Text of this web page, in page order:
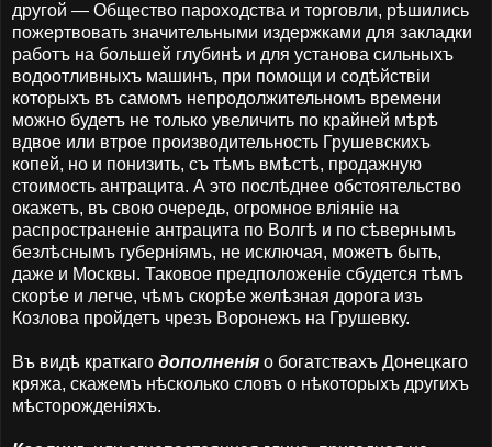
другой — Общество пароходства и торговли, рѣшились
пожертвовать значительными издержками для закладки
работъ на большей глубинѣ и для установа сильныхъ
водоотливныхъ машинъ, при помощи и содѣйствіи
которыхъ въ самомъ непродолжительномъ времени
можно будетъ не только увеличить по крайней мѣрѣ
вдвое или втрое производительность Грушевскихъ
копей, но и понизить, съ тѣмъ вмѣстѣ, продажную
стоимость антрацита. А это послѣднее обстоятельство
окажетъ, въ свою очередь, огромное вліяніе на
распространеніе антрацита по Волгѣ и по сѣвернымъ
безлѣснымъ губерніямъ, не исключая, можетъ быть,
даже и Москвы. Таковое предположеніе сбудется тѣмъ
скорѣе и легче, чѣмъ скорѣе желѣзная дорога изъ
Козлова пройдетъ чрезъ Воронежъ на Грушевку.
Въ видѣ краткаго дополненія о богатствахъ Донецкаго
кряжа, скажемъ нѣсколько словъ о нѣкоторыхъ другихъ
мѣсторожденіяхъ.